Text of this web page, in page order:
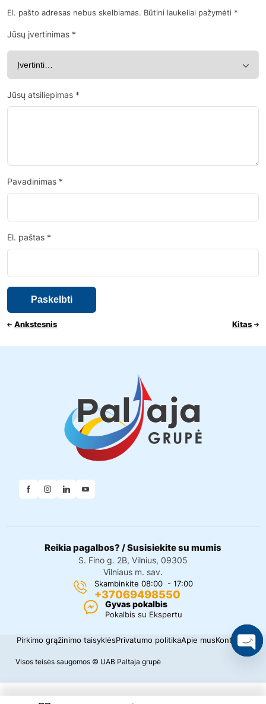
El. pašto adresas nebus skelbiamas. Būtini laukeliai pažymėti *
Jūsų įvertinimas *
Jūsų atsiliepimas *
Pavadinimas *
El. paštas *
Ankstesnis Kitas
Reikia pagalbos? / Susisiekite su mumis
S. Fino g. 2B, Vilnius, 09305
Vilniaus m. sav.
Skambinkite 08:00 - 17:00
+37069498550
Gyvas pokalbis
Pokalbis su Ekspertu
Visos teisės saugomos © UAB Paltaja grupė
Pirkimo grąžinimo taisyklėsPrivatumo politikaApie musKontaktai
e
n